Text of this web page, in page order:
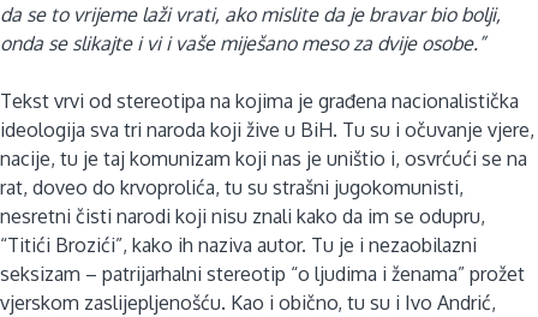
da se to vrijeme laži vrati, ako mislite da je bravar bio bolji,
onda se slikajte i vi i vaše miješano meso za dvije osobe.”
Tekst vrvi od stereotipa na kojima je građena nacionalistička
ideologija sva tri naroda koji žive u BiH. Tu su i očuvanje vjere,
nacije, tu je taj komunizam koji nas je uništio i, osvrćući se na
rat, doveo do krvoprolića, tu su strašni jugokomunisti,
nesretni čisti narodi koji nisu znali kako da im se odupru,
“Titići Brozići”, kako ih naziva autor. Tu je i nezaobilazni
seksizam – patrijarhalni stereotip “o ljudima i ženama” prožet
vjerskom zaslijepljenošću. Kao i obično, tu su i Ivo Andrić,